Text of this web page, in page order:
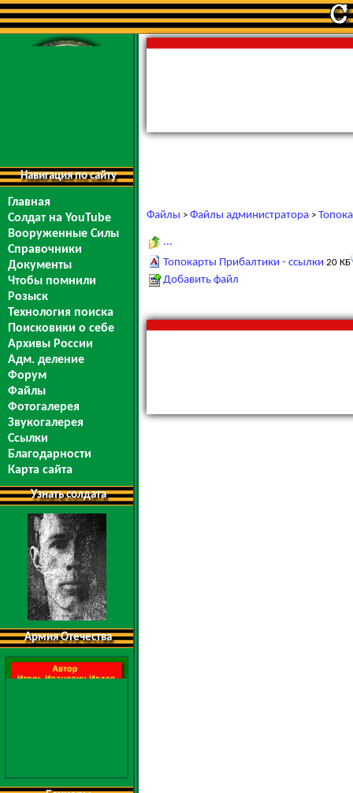
Навигация по сайту
Главная
Солдат на YouTube
Вооруженные Силы
Справочники
Документы
Чтобы помнили
Розыск
Технология поиска
Поисковики о себе
Архивы России
Адм. деление
Форум
Файлы
Фотогалерея
Звукогалерея
Ссылки
Благодарности
Карта сайта
Узнать солдата
Армия Отечества
Файлы > Файлы администратора >
...
Топокарты Прибалтики - ссылки 20 КБ
Добавить файл